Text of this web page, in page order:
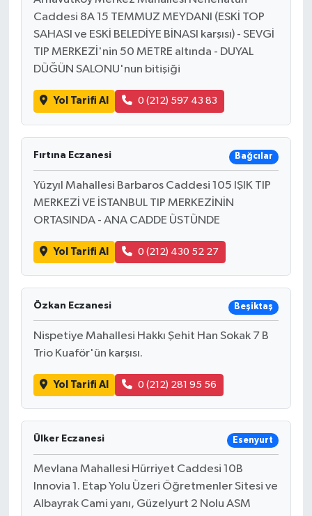
Caddesi 8A 15 TEMMUZ MEYDANI (ESKİ TOP
SAHASI ve ESKİ BELEDİYE BİNASI karşısı) - SEVGİ
TIP MERKEZİ'nin 50 METRE altında - DUYAL
DÜĞÜN SALONU'nun bitişiği
Yol Tarifi Al 0 (212) 597 43 83
Fırtına Eczanesi Bağcılar
Yüzyıl Mahallesi Barbaros Caddesi 105 IŞIK TIP
MERKEZİ VE İSTANBUL TIP MERKEZİNİN
ORTASINDA - ANA CADDE ÜSTÜNDE
Yol Tarifi Al 0 (212) 430 52 27
Özkan Eczanesi Beşiktaş
Nispetiye Mahallesi Hakkı Şehit Han Sokak 7 B
Trio Kuaför'ün karşısı.
Yol Tarifi Al 0 (212) 281 95 56
Ülker Eczanesi Esenyurt
Mevlana Mahallesi Hürriyet Caddesi 10B
Innovia 1. Etap Yolu Üzeri Öğretmenler Sitesi ve
Albayrak Cami yanı, Güzelyurt 2 Nolu ASM